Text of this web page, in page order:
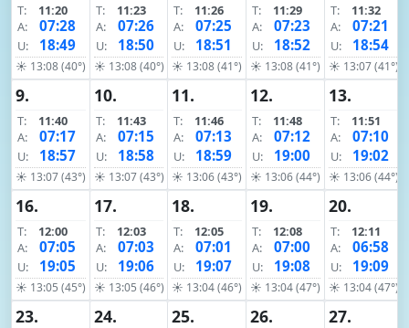
T:
11:20
A:
07:28
U: 18:49
☀ 13:08 (40°)
T:
11:23
A:
07:26
U: 18:50
☀ 13:08 (40°)
T:
11:26
A:
07:25
U: 18:51
☀ 13:08 (41°)
T:
11:29
A:
07:23
U: 18:52
☀ 13:08 (41°)
T:
11:32
A:
07:21
U: 18:54
☀ 13:07 (41°)
9.
T:
11:40
A:
07:17
U: 18:57
☀ 13:07 (43°)
10.
T:
11:43
A:
07:15
U: 18:58
☀ 13:07 (43°)
11.
T:
11:46
A:
07:13
U: 18:59
☀ 13:06 (43°)
12.
T:
11:48
A:
07:12
U: 19:00
☀ 13:06 (44°)
13.
T:
11:51
A:
07:10
U: 19:02
☀ 13:06 (44°)
16.
T:
12:00
A:
07:05
U: 19:05
☀ 13:05 (45°)
17.
T:
12:03
A:
07:03
U: 19:06
☀ 13:05 (46°)
18.
T:
12:05
A:
07:01
U: 19:07
☀ 13:04 (46°)
19.
T:
12:08
A:
07:00
U: 19:08
☀ 13:04 (47°)
20.
T:
12:11
A:
06:58
U: 19:09
☀ 13:04 (47°)
23. 24. 25. 26. 27.